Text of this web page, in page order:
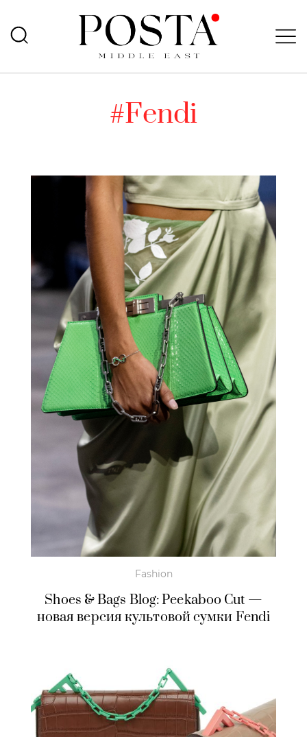
#Fendi
Fashion
Shoes & Bags Blog: Peekaboo Cut —
новая версия культовой сумки Fendi